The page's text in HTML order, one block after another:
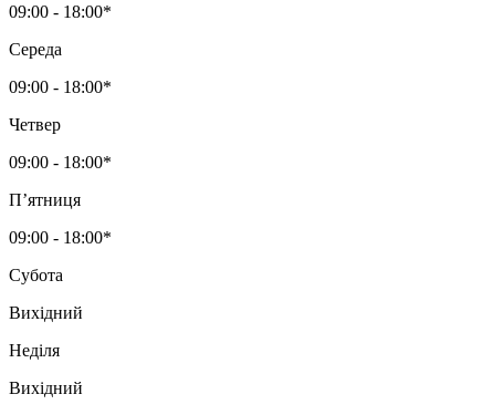
09:00 - 18:00*
Середа
09:00 - 18:00*
Четвер
09:00 - 18:00*
Пʼятниця
09:00 - 18:00*
Субота
Вихідний
Неділя
Вихідний